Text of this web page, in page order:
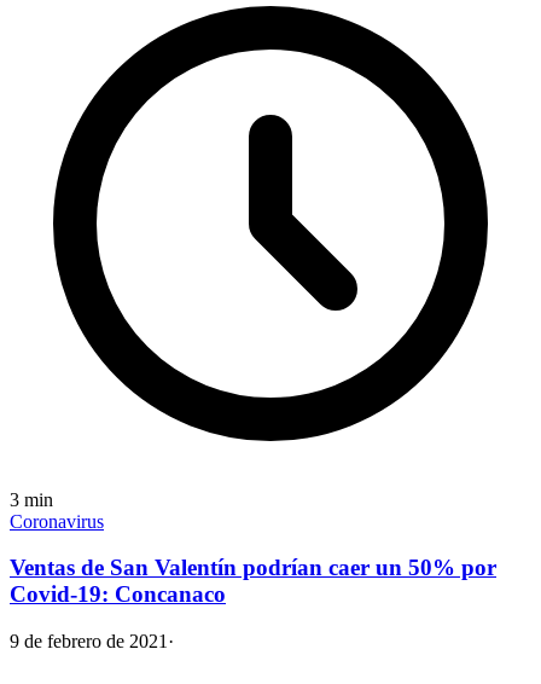
3 min
Coronavirus
Ventas de San Valentín podrían caer un 50% por
Covid-19: Concanaco
9 de febrero de 2021 ·